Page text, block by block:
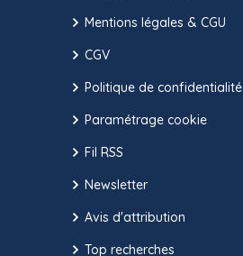
Mentions légales & CGU
CGV
Politique de confidentialité
Paramétrage cookie
Fil RSS
Newsletter
Avis d'attribution
Top recherches